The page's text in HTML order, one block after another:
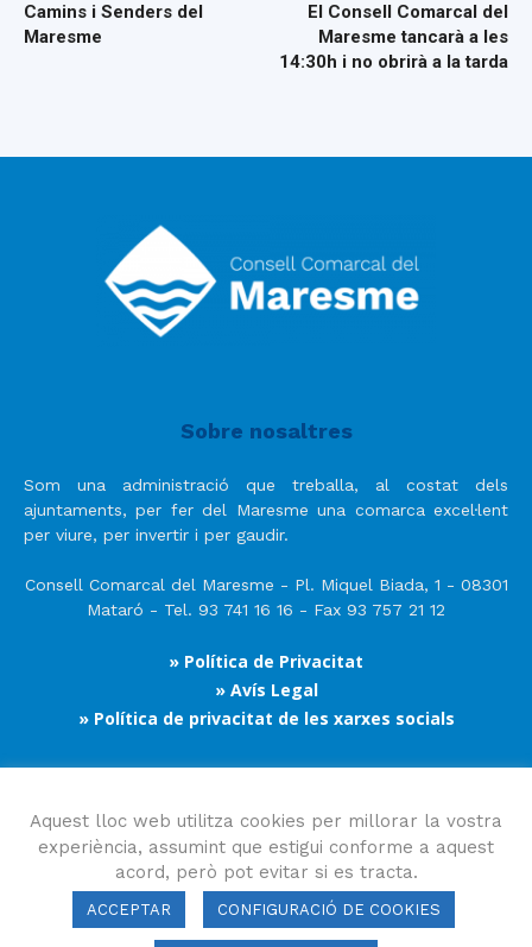
Camins i Senders del
Maresme
El Consell Comarcal del
Maresme tancarà a les
14:30h i no obrirà a la tarda
Sobre nosaltres
Som una administració que treballa, al costat dels
ajuntaments, per fer del Maresme una comarca excel·lent
per viure, per invertir i per gaudir.
Consell Comarcal del Maresme - Pl. Miquel Biada, 1 - 08301
Mataró - Tel. 93 741 16 16 - Fax 93 757 21 12
» Política de Privacitat
» Avís Legal
» Política de privacitat de les xarxes socials
Segueix-nos
Aquest lloc web utilitza cookies per millorar la vostra
experiència, assumint que estigui conforme a aquest
acord, però pot evitar si es tracta.
ACCEPTAR CONFIGURACIÓ DE COOKIES